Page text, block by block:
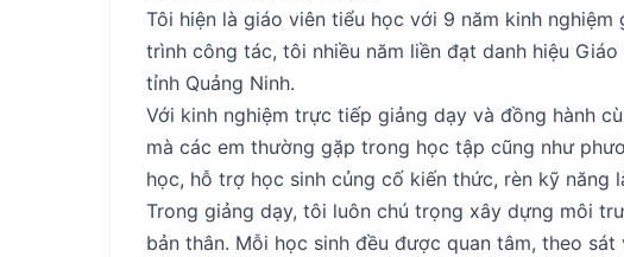
Tôi hiện là giáo viên tiểu học với 9 năm kinh
trình công tác, tôi nhiều năm liền đạt danh hiệu
tỉnh Quảng Ninh.
Với kinh nghiệm trực tiếp giảng dạy và đồng hành
mà các em thường gặp trong học tập cũng như
học, hỗ trợ học sinh củng cố kiến thức, rèn kỹ
Trong giảng dạy, tôi luôn chú trọng xây dựng môi
bản thân. Mỗi học sinh đều được quan tâm, theo